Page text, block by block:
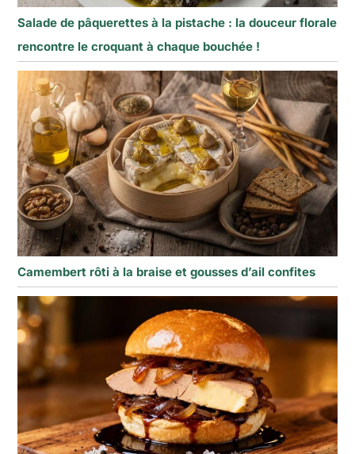
Salade de pâquerettes à la pistache : la douceur florale
rencontre le croquant à chaque bouchée !
Camembert rôti à la braise et gousses d’ail confites